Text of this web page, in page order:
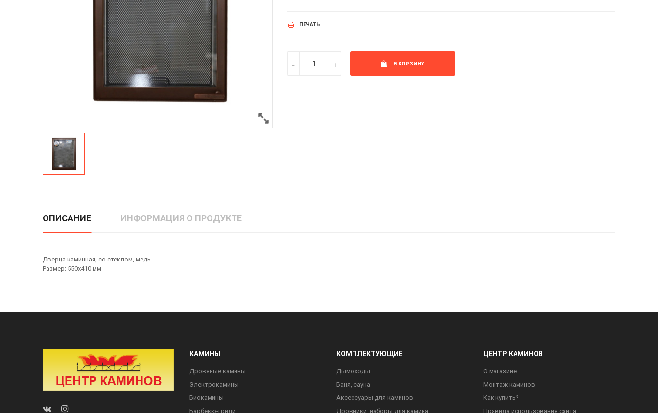
ПЕЧАТЬ
В КОРЗИНУ
ОПИСАНИЕ ИНФОРМАЦИЯ О ПРОДУКТЕ
Дверца каминная, со стеклом, медь.
Размер: 550х410 мм
КАМИНЫ
Дровяные камины
Электрокамины
Биокамины
Барбекю-грили
КОМПЛЕКТУЮЩИЕ
Дымоходы
Баня, сауна
Аксессуары для каминов
Дровники, наборы для камина
ЦЕНТР КАМИНОВ
О магазине
Монтаж каминов
Как купить?
Правила использования сайта